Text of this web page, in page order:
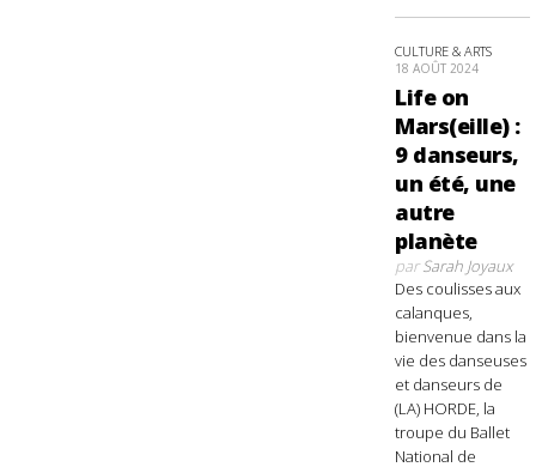
CULTURE & ARTS
18 AOÛT 2024
Life on
Mars(eille) :
9 danseurs,
un été, une
autre
planète
parSarah Joyaux
Des coulisses aux
calanques,
bienvenue dans la
vie des danseuses
et danseurs de
(LA) HORDE, la
troupe du Ballet
National de